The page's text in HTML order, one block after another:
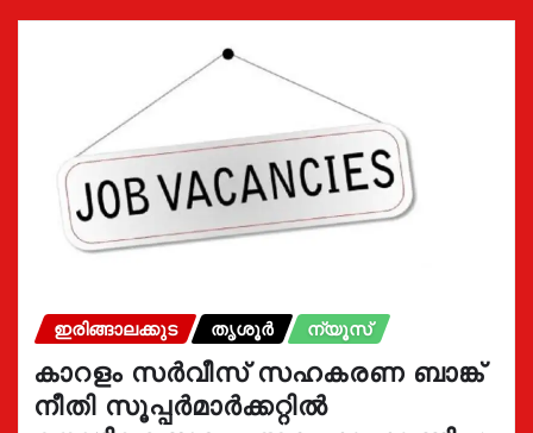
ഇരിങ്ങാലക്കുട തൃശൂർ ന്യൂസ്
കാറളം സർവീസ് സഹകരണ ബാങ്ക്
നീതി സൂപ്പർമാർക്കറ്റിൽ